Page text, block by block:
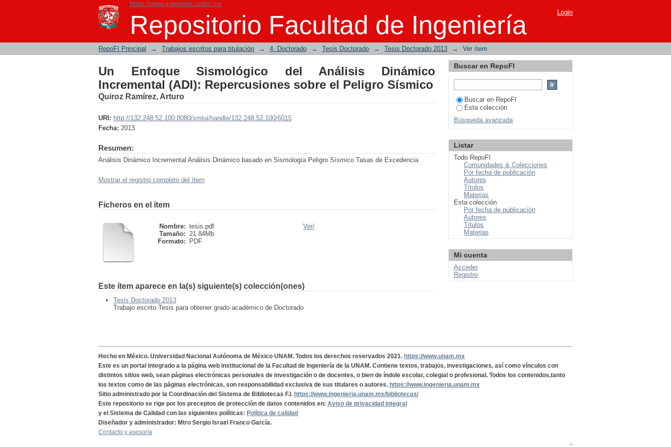
https://www.ingenieria.unam.mx
Repositorio Facultad de Ingeniería
Un Enfoque Sismológico del Análisis Dinámico Incremental (ADI): Repercusiones
sobre el Peligro Sísmico
Login
RepoFI Principal → Trabajos escritos para titulación → 4. Doctorado → Tesis Doctorado → Tesis Doctorado 2013 → Ver ítem
Un Enfoque Sismológico del Análisis Dinámico
Incremental (ADI): Repercusiones sobre el Peligro Sísmico
Quiroz Ramírez, Arturo
URI: http://132.248.52.100:8080/xmlui/handle/132.248.52.100/6015
Fecha: 2013
Resumen:
Análisis Dinámico Incremental Análisis Dinámico basado en Sismología Peligro Sísmico Tasas de Excedencia
Mostrar el registro completo del ítem
Ficheros en el ítem
Nombre: tesis.pdf
Tamaño: 21.84Mb
Formato:
PDF
Ver/
Este ítem aparece en la(s) siguiente(s) colección(ones)
Tesis Doctorado 2013
Trabajo escrito Tesis para obtener grado académico de Doctorado
Buscar en RepoFI
Buscar en RepoFI
Esta colección
Búsqueda avanzada
Listar
Todo RepoFI
Comunidades & Colecciones
Por fecha de publicación
Autores
Títulos
Materias
Esta colección
Por fecha de publicación
Autores
Títulos
Materias
Mi cuenta
Acceder
Registro
Hecho en México. Universidad Nacional Autónoma de México UNAM. Todos los derechos reservados 2021. https://www.unam.mx
Este es un portal integrado a la página web institucional de la Facultad de Ingeniería de la UNAM. Contiene textos, trabajos, investigaciones, así como vínculos con
distintos sitios web, sean páginas electrónicas personales de investigación o de docentes, o bien de índole escolar, colegial o profesional. Todos los contenidos,tanto
los textos como de las páginas electrónicas, son responsabilidad exclusiva de sus titulares o autores. https://www.ingenieria.unam.mx
Sitio administrado por la Coordinación del Sistema de Bibliotecas F.I. https://www.ingenieria.unam.mx/bibliotecas/
Este repositorio se rige por los preceptos de protección de datos contenidos en: Aviso de privacidad integral
y el Sistema de Calidad con las siguientes políticas: Política de calidad
Diseñador y administrador: Mtro Sergio Israel Franco García.
Contacto y asesoría